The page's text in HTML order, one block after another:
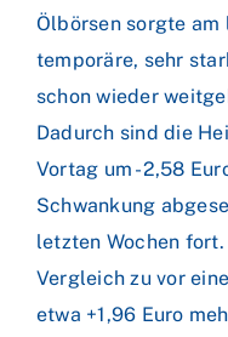
Ölbörsen sorgte
temporäre, sehr
schon wieder
Dadurch sind die
Vortag um -2,58
Schwankung
letzten Wochen
Vergleich zu vor
etwa +1,96 Euro